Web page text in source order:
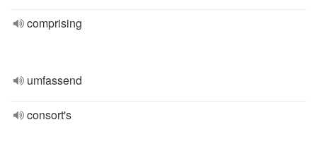
comprising
umfassend
consort's